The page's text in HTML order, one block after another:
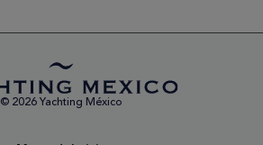
© 2026 Yachting México